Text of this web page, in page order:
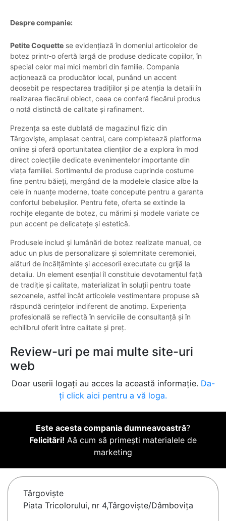
Despre companie:
Petite Coquette se evidențiază în domeniul articolelor de
botez printr-o ofertă largă de produse dedicate copiilor, în
special celor mai mici membri din familie. Compania
acționează ca producător local, punând un accent
deosebit pe respectarea tradițiilor și pe atenția la detalii în
realizarea fiecărui obiect, ceea ce conferă fiecărui produs
o notă distinctă de calitate și rafinament.
Prezența sa este dublată de magazinul fizic din
Târgoviște, amplasat central, care completează platforma
online și oferă oportunitatea clienților de a explora în mod
direct colecțiile dedicate evenimentelor importante din
viața familiei. Sortimentul de produse cuprinde costume
fine pentru băieți, mergând de la modelele clasice albe la
cele în nuanțe moderne, toate concepute pentru a garanta
confortul bebelușilor. Pentru fete, oferta se extinde la
rochițe elegante de botez, cu mărimi și modele variate ce
pun accent pe delicatețe și estetică.
Produsele includ și lumânări de botez realizate manual, ce
aduc un plus de personalizare și solemnitate ceremoniei,
alături de încălțăminte și accesorii executate cu grijă la
detaliu. Un element esențial îl constituie devotamentul față
de tradiție și calitate, materializat în soluții pentru toate
sezoanele, astfel încât articolele vestimentare propuse să
răspundă cerințelor indiferent de anotimp. Experiența
profesională se reflectă în serviciile de consultanță și în
echilibrul oferit între calitate și preț.
Review-uri pe mai multe site-uri
web
Doar userii logați au acces la această informație. Da-
ți click aici pentru a vă loga.
Este acesta compania dumneavoastră?
Felicitări! Aă cum să primești materialele de
marketing
Târgovişte
Piata Tricolorului, nr 4,Târgoviște/Dâmbovița